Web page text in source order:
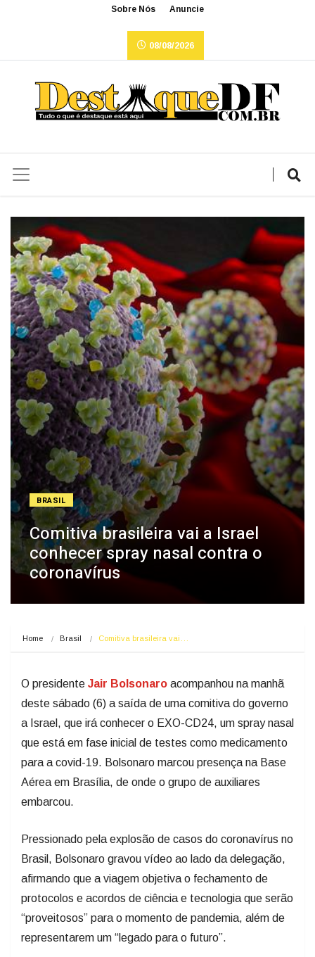
Sobre Nós Anuncie
08/08/2026
BRASIL
Comitiva brasileira vai a Israel
conhecer spray nasal contra o
coronavírus
Home Brasil Comitiva brasileira vai…
O presidente Jair Bolsonaro acompanhou na manhã
deste sábado (6) a saída de uma comitiva do governo
a Israel, que irá conhecer o EXO-CD24, um spray nasal
que está em fase inicial de testes como medicamento
para a covid-19. Bolsonaro marcou presença na Base
Aérea em Brasília, de onde o grupo de auxiliares
embarcou.
Pressionado pela explosão de casos do coronavírus no
Brasil, Bolsonaro gravou vídeo ao lado da delegação,
afirmando que a viagem objetiva o fechamento de
protocolos e acordos de ciência e tecnologia que serão
“proveitosos” para o momento de pandemia, além de
representarem um “legado para o futuro”.